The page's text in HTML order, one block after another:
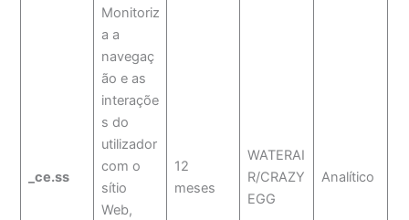
_ce.ss
Monitoriz
a a
navegaç
ão e as
interaçõe
s do
utilizador
com o
sítio
Web,
12
meses
WATERAI
R/CRAZY
EGG
Analítico